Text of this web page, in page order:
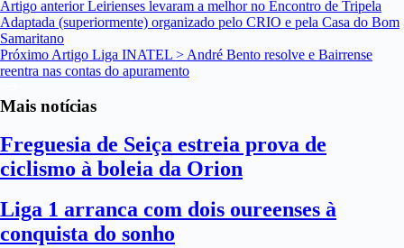
Artigo anteriorLeirienses levaram a melhor no Encontro de Tripela
Adaptada (superiormente) organizado pelo CRIO e pela Casa do Bom
Samaritano
Próximo Artigo Liga INATEL > André Bento resolve e Bairrense
reentra nas contas do apuramento
Mais notícias
Freguesia de Seiça estreia prova de
ciclismo à boleia da Orion
Liga 1 arranca com dois oureenses à
conquista do sonho